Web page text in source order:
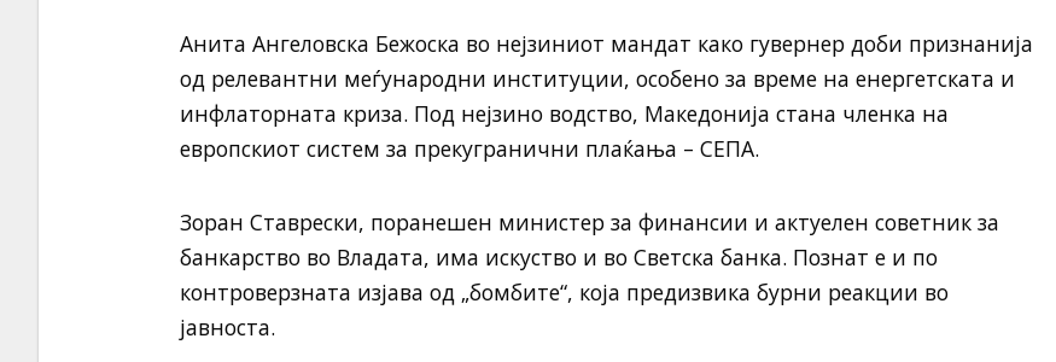
Анита Ангеловска Бежоска во нејзиниот мандат како гувернер доби признанија
од релевантни меѓународни институции, особено за време на енергетската и
инфлаторната криза. Под нејзино водство, Македонија стана членка на
европскиот систем за прекугранични плаќања – СЕПА.
Зоран Ставрески, поранешен министер за финансии и актуелен советник за
банкарство во Владата, има искуство и во Светска банка. Познат е и по
контроверзната изјава од „бомбите“, која предизвика бурни реакции во
јавноста.